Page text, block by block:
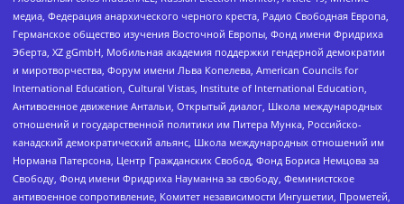
медиа, Федерация анархического черного креста, Радио Свободная Европа,
Германское общество изучения Восточной Европы, Фонд имени Фридриха
Эберта, XZ gGmbH, Мобильная академия поддержки гендерной демократии
и миротворчества, Форум имени Льва Копелева, American Councils for
International Education, Cultural Vistas, Institute of International Education,
Антивоенное движение Антальи, Открытый диалог, Школа международных
отношений и государственной политики им Питера Мунка, Российско-
канадский демократический альянс, Школа международных отношений им
Нормана Патерсона, Центр Гражданских Свобод, Фонд Бориса Немцова за
Свободу, Фонд имени Фридриха Науманна за свободу, Феминистское
антивоенное сопротивление, Комитет независимости Ингушетии, Прометей,